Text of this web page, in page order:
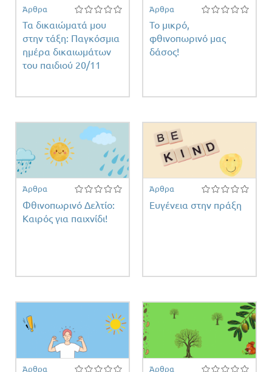
Άρθρα
Τα δικαιώματά μου
στην τάξη: Παγκόσμια
ημέρα δικαιωμάτων
του παιδιού 20/11
Άρθρα
Το μικρό,
φθινοπωρινό μας
δάσος!
Άρθρα
Φθινοπωρινό Δελτίο:
Καιρός για παιχνίδι!
Άρθρα
Ευγένεια στην πράξη
Άρθρα Άρθρα